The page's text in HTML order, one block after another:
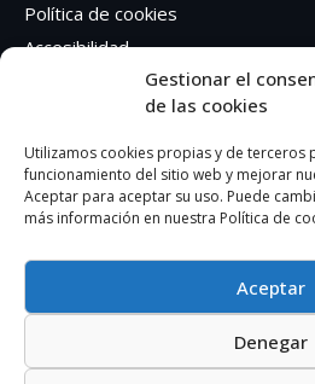
Gestionar el
de las cookies
Utilizamos cookies propias y de terceros
funcionamiento del sitio web y mejorar
Aceptar para aceptar su uso. Puede
más información en nuestra Política de
Aceptar
Denegar
Política de cookies
Accesibilidad
Síguenos en Redes sociales
Facebook
Instagram
AUTOEDICION GRAFICA